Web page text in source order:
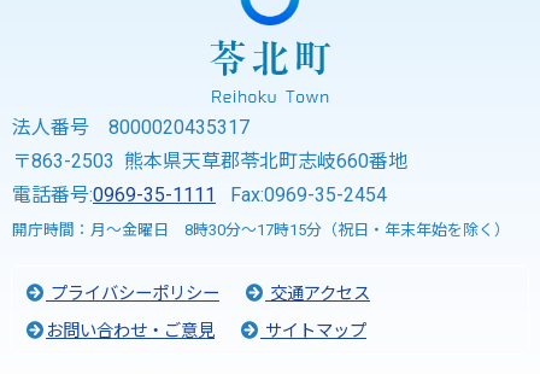
法人番号 8000020435317
〒863-2503 熊本県天草郡苓北町志岐660番地
電話番号:0969-35-1111 Fax:0969-35-2454
開庁時間：月～金曜日 8時30分～17時15分（祝日・年末年始を除く）
プライバシーポリシー
交通アクセス
お問い合わせ・ご意見
サイトマップ